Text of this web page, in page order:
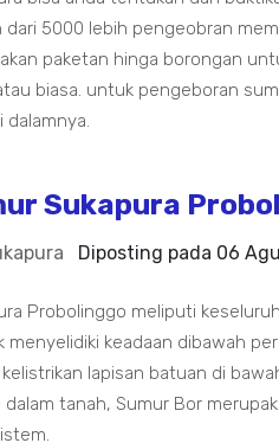
5000 lebih pengeobran
paketan hinga borongan
biasa. untuk pengeboran
Sukapura
Diposting pada 06
Probolinggo meliputi
keadaan dibawah
lapisan batuan di
tanah, Sumur Bor